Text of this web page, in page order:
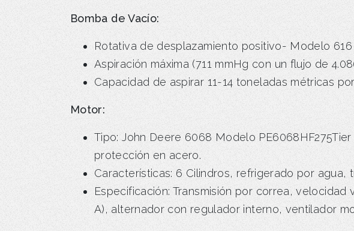
Bomba de Vacío:
Rotativa de desplazamiento positivo- Modelo 616
Aspiración máxima (711 mmHg con un flujo de
Capacidad de aspirar 11-14 toneladas métricas
Motor:
Tipo: John Deere 6068 Modelo
protección en acero.
Características: 6 Cilindros, refrigerado por agua,
Especificación: Transmisión por correa, velocidad
A), alternador con regulador interno, ventilador